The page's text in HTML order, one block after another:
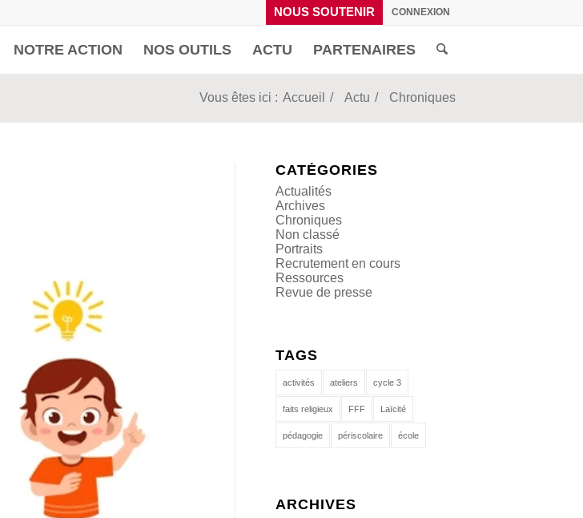
NOUS SOUTENIR CONNEXION
NOTRE ACTION NOS OUTILS ACTU PARTENAIRES
Vous êtes ici : Accueil / Actu / Chroniques
CATÉGORIES
Actualités
Archives
Chroniques
Non classé
Portraits
Recrutement en cours
Ressources
Revue de presse
TAGS
activités ateliers cycle 3
faits religieux FFF Laïcité
pédagogie périscolaire école
ARCHIVES